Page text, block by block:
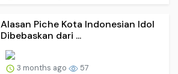
Alasan Piche Kota Indonesian Idol
Dibebaskan dari ...
3 months ago 57